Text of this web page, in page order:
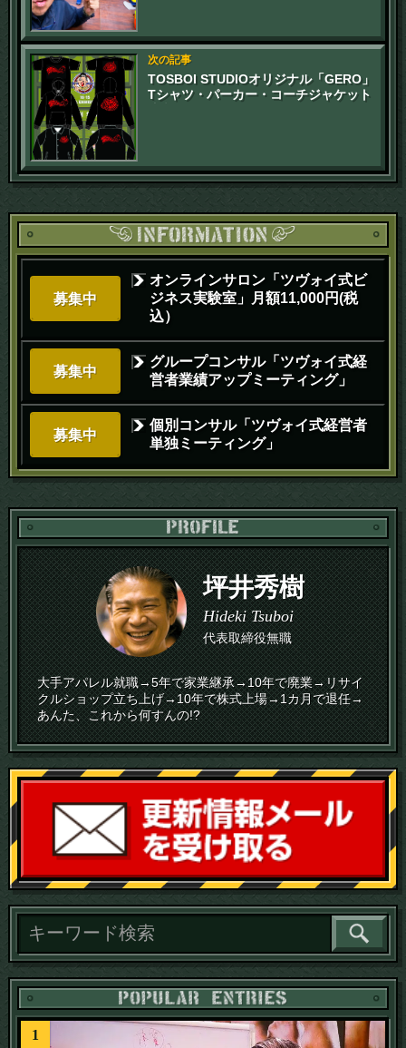
次の記事
TOSBOI STUDIOオリジナル「GERO」
Tシャツ・パーカー・コーチジャケット
募集中
オンラインサロン「ツヴォイ式ビ
ジネス実験室」月額11,000円(税
込）
募集中
グループコンサル「ツヴォイ式経
営者業績アップミーティング」
募集中
個別コンサル「ツヴォイ式経営者
単独ミーティング」
坪井秀樹
Hideki Tsuboi
代表取締役無職
大手アパレル就職→5年で家業継承→10年で廃業→リサイ
クルショップ立ち上げ→10年で株式上場→1カ月で退任→
あんた、これから何すんの!?
読
1